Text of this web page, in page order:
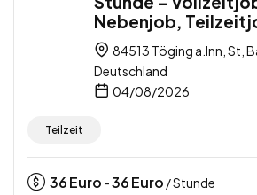
Nebenjob,
84513 Töging a.Inn, St,
Deutschland
04/08/2026
Teilzeit
36Euro -36Euro / Stunde